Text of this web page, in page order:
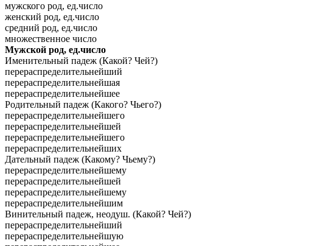
мужского род, ед.число
женский род, ед.число
средний род, ед.число
множественное число
Мужской род, ед.число
Именительный падеж (Какой? Чей?)
перераспределительнейший
перераспределительнейшая
перераспределительнейшее
Родительный падеж (Какого? Чьего?)
перераспределительнейшего
перераспределительнейшей
перераспределительнейшего
перераспределительнейших
Дательный падеж (Какому? Чьему?)
перераспределительнейшему
перераспределительнейшей
перераспределительнейшему
перераспределительнейшим
Винительный падеж, неодуш. (Какой? Чей?)
перераспределительнейший
перераспределительнейшую